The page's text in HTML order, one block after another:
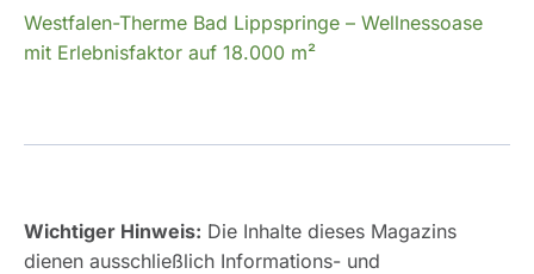
Westfalen-Therme Bad Lippspringe – Wellnessoase
mit Erlebnisfaktor auf 18.000 m²
Wichtiger Hinweis: Die Inhalte dieses Magazins
dienen ausschließlich Informations- und